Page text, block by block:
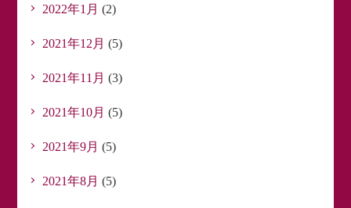
2022年1月 (2)
2021年12月 (5)
2021年11月 (3)
2021年10月 (5)
2021年9月 (5)
2021年8月 (5)